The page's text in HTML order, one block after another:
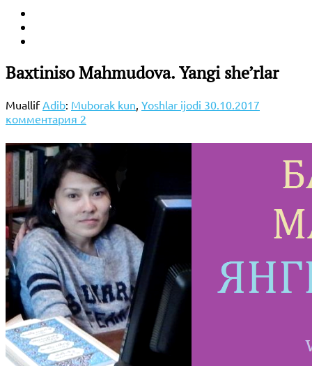
Baxtiniso Mahmudova. Yangi she’rlar
Muallif Adib: Muborak kun Yoshlar ijodi 30.10.2017
комментария 2